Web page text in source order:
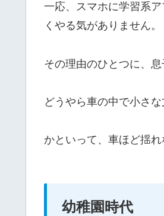
一応、スマホに学習系
くやる気がありません。
その理由のひとつに、
どうやら車の中で小さ
かといって、車ほど揺
幼稚園時代